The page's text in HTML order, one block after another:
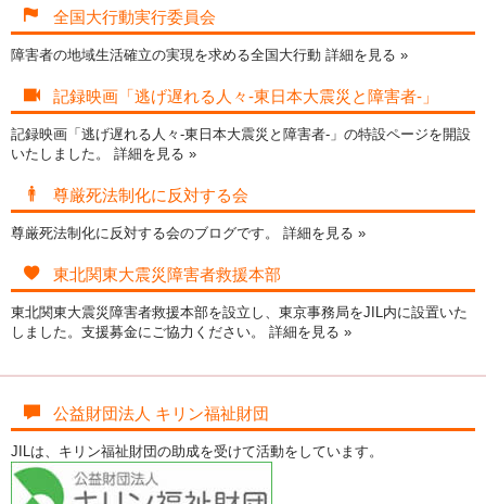
全国大行動実行委員会
障害者の地域生活確立の実現を求める全国大行動 詳細を見る »
記録映画「逃げ遅れる人々-東日本大震災と障害者-」
記録映画「逃げ遅れる人々-東日本大震災と障害者-」の特設ページを開設
いたしました。 詳細を見る »
尊厳死法制化に反対する会
尊厳死法制化に反対する会のブログです。 詳細を見る »
東北関東大震災障害者救援本部
東北関東大震災障害者救援本部を設立し、東京事務局をJIL内に設置いた
しました。支援募金にご協力ください。 詳細を見る »
公益財団法人 キリン福祉財団
JILは、キリン福祉財団の助成を受けて活動をしています。